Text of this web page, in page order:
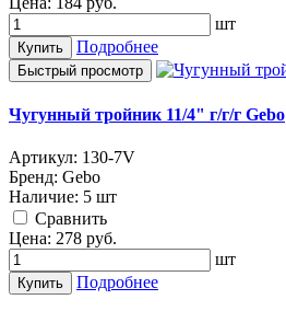
шт
Купить Подробнее
Быстрый просмотр
Чугунный тройник 11/4" г/г/г Gebo
Артикул: 130-7V
Бренд: Gebo
Наличие: 5 шт
Cравнить
Цена: 278 руб.
шт
Купить Подробнее